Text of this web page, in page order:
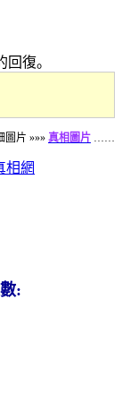
復。
圖片 »»» 真相圖片
: